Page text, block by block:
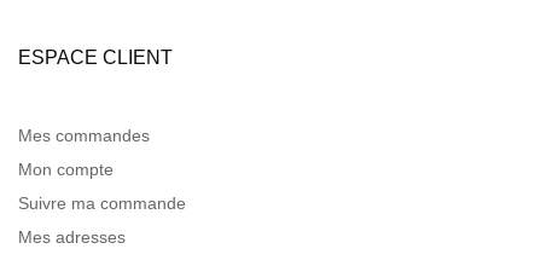
ESPACE CLIENT
Mes commandes
Mon compte
Suivre ma commande
Mes adresses